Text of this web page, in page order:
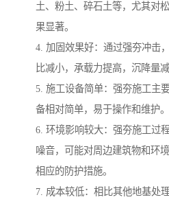
土、粉土、碎石土等，尤其对
果显著。
4. 加固效果好：通过强夯冲击
比减小，承载力提高，沉降量
5. 施工设备简单：强夯施工主
备相对简单，易于操作和维护。
6. 环境影响较大：强夯施工过
噪音，可能对周边建筑物和环
相应的防护措施。
7. 成本较低：相比其他地基处